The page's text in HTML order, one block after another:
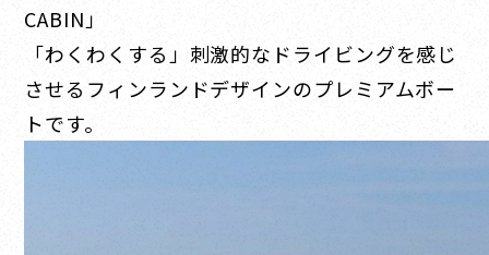
CABIN」
「わくわくする」刺激的なドライビングを感じ
させるフィンランドデザインのプレミアムボー
トです。